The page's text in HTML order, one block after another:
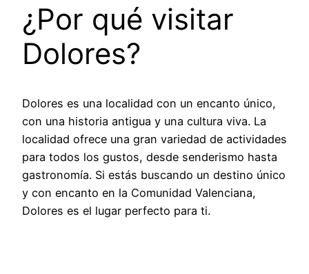
¿Por qué visitar
Dolores?
Dolores es una localidad con un encanto único,
con una historia antigua y una cultura viva. La
localidad ofrece una gran variedad de actividades
para todos los gustos, desde senderismo hasta
gastronomía. Si estás buscando un destino único
y con encanto en la Comunidad Valenciana,
Dolores es el lugar perfecto para ti.